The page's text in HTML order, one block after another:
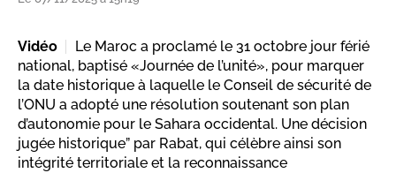
Vidéo
Le Maroc a proclamé le 31 octobre jour férié
national, baptisé «Journée de l’unité», pour marquer
la date historique à laquelle le Conseil de sécurité de
l’ONU a adopté une résolution soutenant son plan
d’autonomie pour le Sahara occidental. Une décision
jugée historique” par Rabat, qui célèbre ainsi son
intégrité territoriale et la reconnaissance